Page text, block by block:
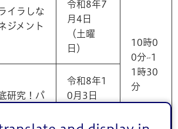
イラしな
ジメント
令和8年7
月4日
（土曜
日）
10時0
0分~1
1時30
分
研究！パ
令和8年1
0月3日
日）